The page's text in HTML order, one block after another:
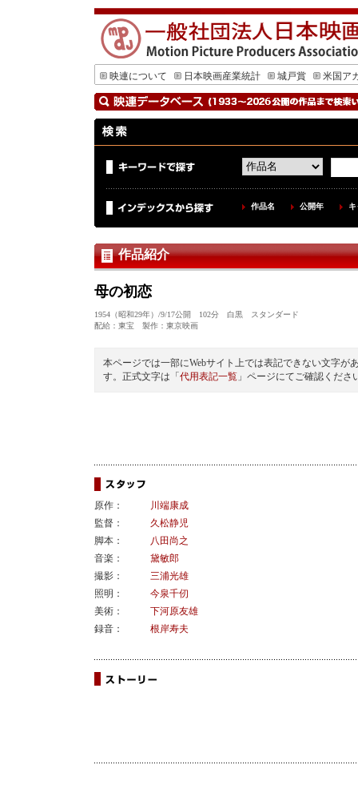
映連について 日本映画産業統計 城戸賞 米国ア
作品名 公開年
作品紹介
母の初恋
1954（昭和29年）/9/17公開 102分 白黒 スタンダード
配給：東宝 製作：東京映画
本ページでは一部にWebサイト上では表記できない文字が
す。正式文字は「 代用表記一覧」ページにてご確認くださ
原作：
川端康成
監督：
久松静児
脚本：
八田尚之
音楽：
黛敏郎
撮影：
三浦光雄
照明：
今泉千仞
美術：
下河原友雄
録音：
根岸寿夫